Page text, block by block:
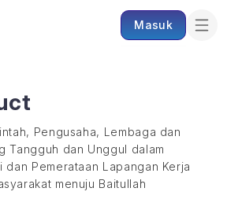
Masuk
Pengusaha, Lembaga dan
Tangguh dan Unggul dalam
dan Pemerataan Lapangan Kerja
menuju Baitullah